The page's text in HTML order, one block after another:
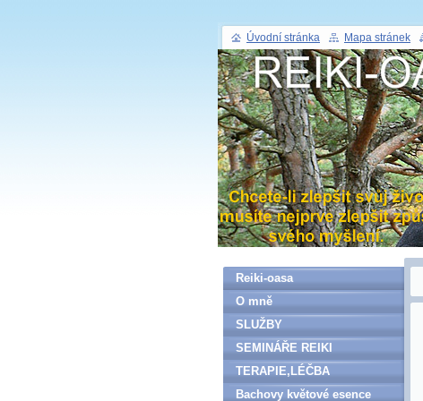
Reiki-oasa
O mně
SLUŽBY
SEMINÁŘE REIKI
TERAPIE,LÉČBA
Bachovy květové esence
Úvodní stránka Mapa stránek